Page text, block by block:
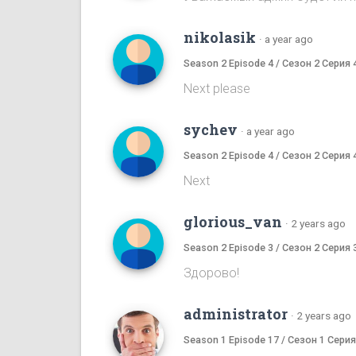
nikolasik · a year ago
Season 2 Episode 4 / Сезон 2 Серия
Next please
sychev · a year ago
Season 2 Episode 4 / Сезон 2 Серия
Next
glorious_van · 2 years ago
Season 2 Episode 3 / Сезон 2 Серия
Здорово!
administrator · 2 years ago
Season 1 Episode 17 / Сезон 1